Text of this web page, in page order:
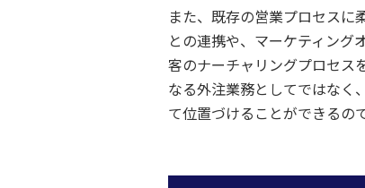
また、既存の営業プロセスに
との連携や、マーケティング
客のナーチャリングプロセス
なる外注業務としてではなく
て位置づけることができるので